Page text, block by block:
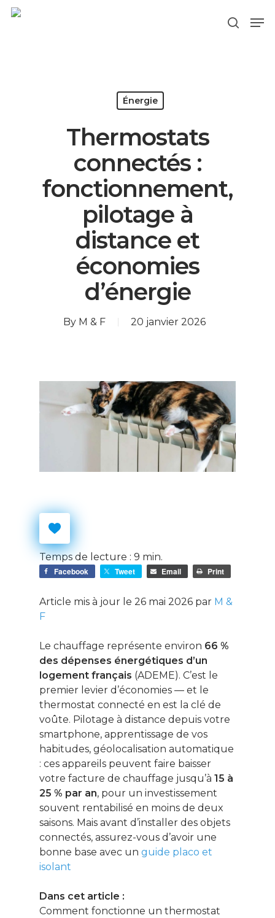
Énergie
Thermostats
connectés :
fonctionnement,
pilotage à
distance et
économies
d’énergie
By M & F 20 janvier 2026
Temps de lecture : 9 min.
Facebook Tweet Email Print
Article mis à jour le 26 mai 2026 par M &
F
Le chauffage représente environ 66 %
des dépenses énergétiques d’un
logement français (ADEME). C’est le
premier levier d’économies — et le
thermostat connecté en est la clé de
voûte. Pilotage à distance depuis votre
smartphone, apprentissage de vos
habitudes, géolocalisation automatique
: ces appareils peuvent faire baisser
votre facture de chauffage jusqu’à 15 à
25 % par an, pour un investissement
souvent rentabilisé en moins de deux
saisons. Mais avant d’installer des objets
connectés, assurez-vous d’avoir une
bonne base avec un guide placo et
isolant
Dans cet article :
Comment fonctionne un thermostat